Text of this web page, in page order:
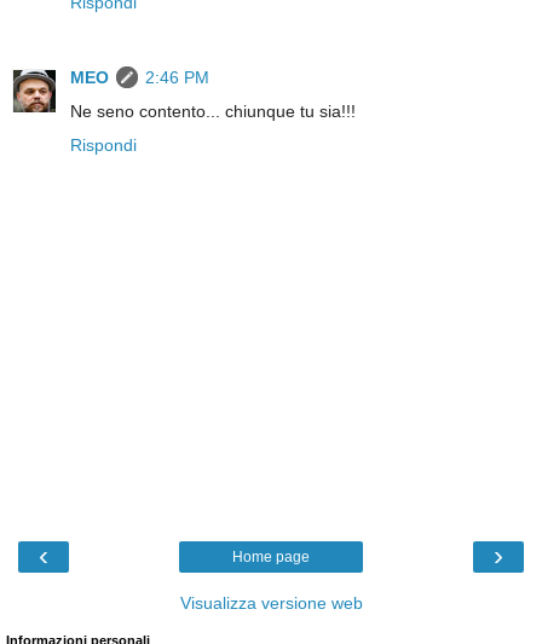
MEO
2:46 PM
Ne seno contento... chiunque tu sia!!!
Rispondi
‹ ›
Home page
Visualizza versione web
Informazioni personali